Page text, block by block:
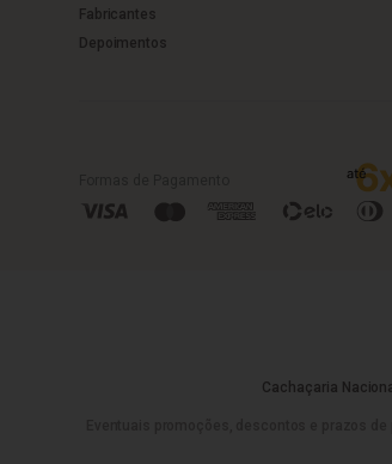
Fabricantes
Depoimentos
Cachaçaria